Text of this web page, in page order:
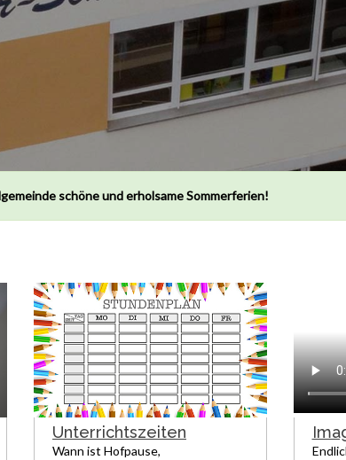
schöne und erholsame Sommerferien!
Unterrichtszeiten
Wann ist Hofpause,